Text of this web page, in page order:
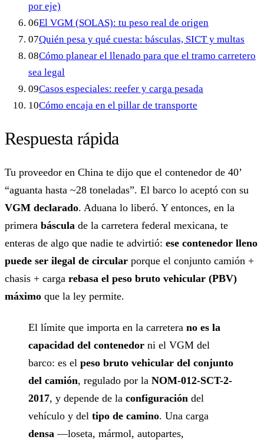
por eje)
06El VGM (SOLAS): tu peso real de origen
07Quién pesa y qué cuesta: básculas, SICT y multas
08Cómo planear el llenado para que el tramo carretero
sea legal
09Casos especiales: reefer y carga pesada
10Cómo encaja en el pillar de transporte
Respuesta rápida
Tu proveedor en China te dijo que el contenedor de 40’
“aguanta hasta ~28 toneladas”. El barco lo aceptó con su
VGM declarado. Aduana lo liberó. Y entonces, en la
primera báscula de la carretera federal mexicana, te
enteras de algo que nadie te advirtió: ese contenedor lleno
puede ser ilegal de circular porque el conjunto camión +
chasis + carga rebasa el peso bruto vehicular (PBV)
máximo que la ley permite.
El límite que importa en la carretera no es la
capacidad del contenedor ni el VGM del
barco: es el peso bruto vehicular del conjunto
del camión, regulado por la NOM-012-SCT-2-
2017, y depende de la configuración del
vehículo y del tipo de camino. Una carga
densa —loseta, mármol, autopartes,